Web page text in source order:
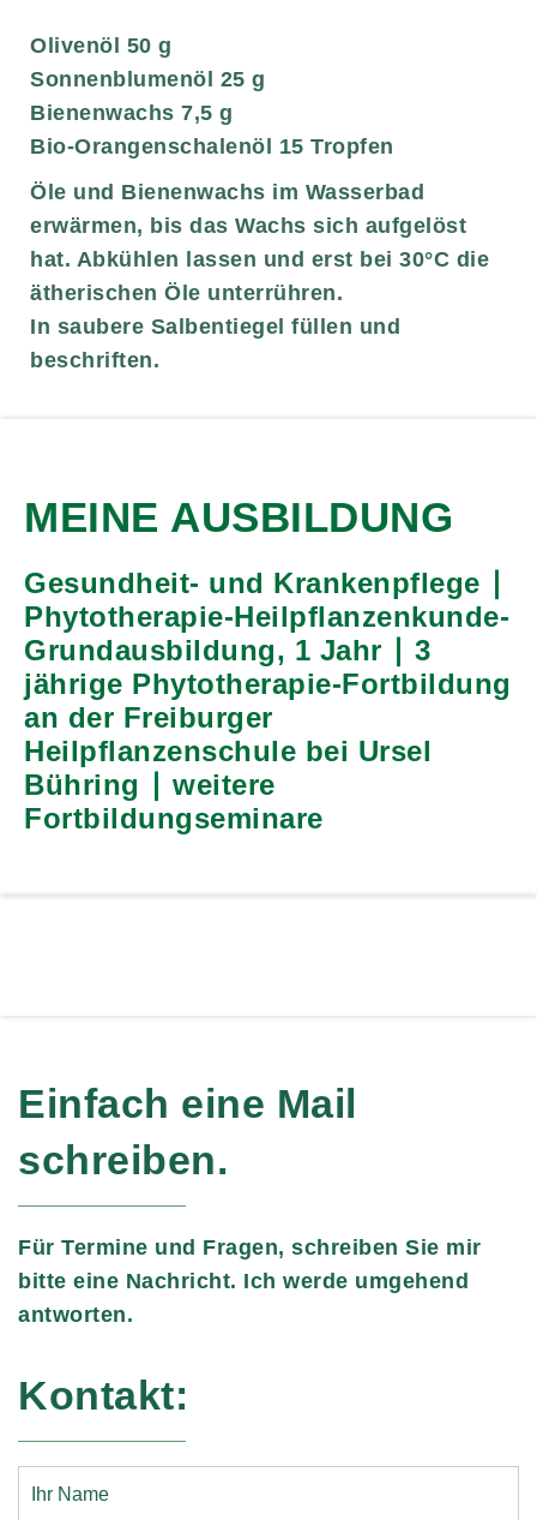
Olivenöl 50 g
Sonnenblumenöl 25 g
Bienenwachs 7,5 g
Bio-Orangenschalenöl 15 Tropfen
Öle und Bienenwachs im Wasserbad
erwärmen, bis das Wachs sich aufgelöst
hat. Abkühlen lassen und erst bei 30°C die
ätherischen Öle unterrühren.
In saubere Salbentiegel füllen und
beschriften.
MEINE AUSBILDUNG
Gesundheit- und Krankenpflege ∣
Phytotherapie-Heilpflanzenkunde-
Grundausbildung, 1 Jahr ∣ 3
jährige Phytotherapie-Fortbildung
an der Freiburger
Heilpflanzenschule bei Ursel
Bühring ∣ weitere
Fortbildungseminare
Einfach eine Mail
schreiben.
Für Termine und Fragen, schreiben Sie mir
bitte eine Nachricht. Ich werde umgehend
antworten.
Kontakt: